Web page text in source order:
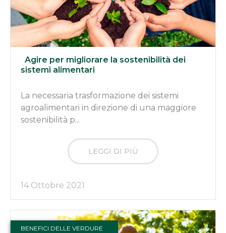
Agire per migliorare la sostenibilità dei
sistemi alimentari
La necessaria trasformazione dei sistemi
agroalimentari in direzione di una maggiore
sostenibilità p...
LEGGI DI PIÙ
14 Ottobre 2021
BENEFICI DELLE VERDURE